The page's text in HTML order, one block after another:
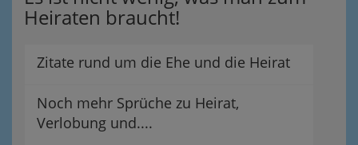
Heiraten braucht!
Zitate rund um die Ehe und die Heirat
Noch mehr Sprüche zu Heirat,
Verlobung und....